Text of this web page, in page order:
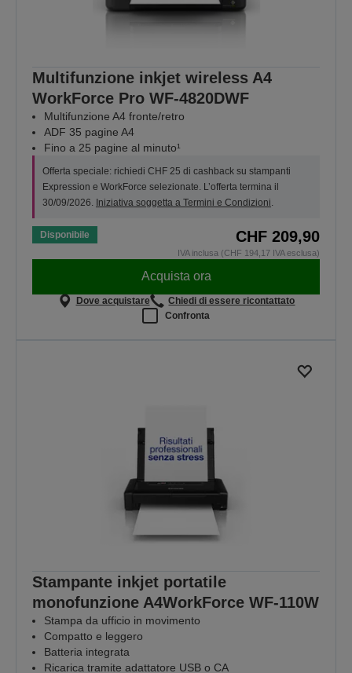
Multifunzione inkjet wireless A4
WorkForce Pro WF-4820DWF
Multifunzione A4 fronte/retro
ADF 35 pagine A4
Fino a 25 pagine al minuto¹
Offerta speciale: richiedi CHF 25 di cashback su stampanti
Expression e WorkForce selezionate. L’offerta termina il
30/09/2026. Iniziativa soggetta a Termini e Condizioni
Disponibile CHF 209,90
IVA inclusa (CHF 194,17 IVA esclusa)
Acquista ora
Dove acquistare
Chiedi di essere ricontattato
Confronta
Stampante inkjet portatile
monofunzione A4WorkForce WF-110W
Stampa da ufficio in movimento
Compatto e leggero
Batteria integrata
Ricarica tramite adattatore USB o CA